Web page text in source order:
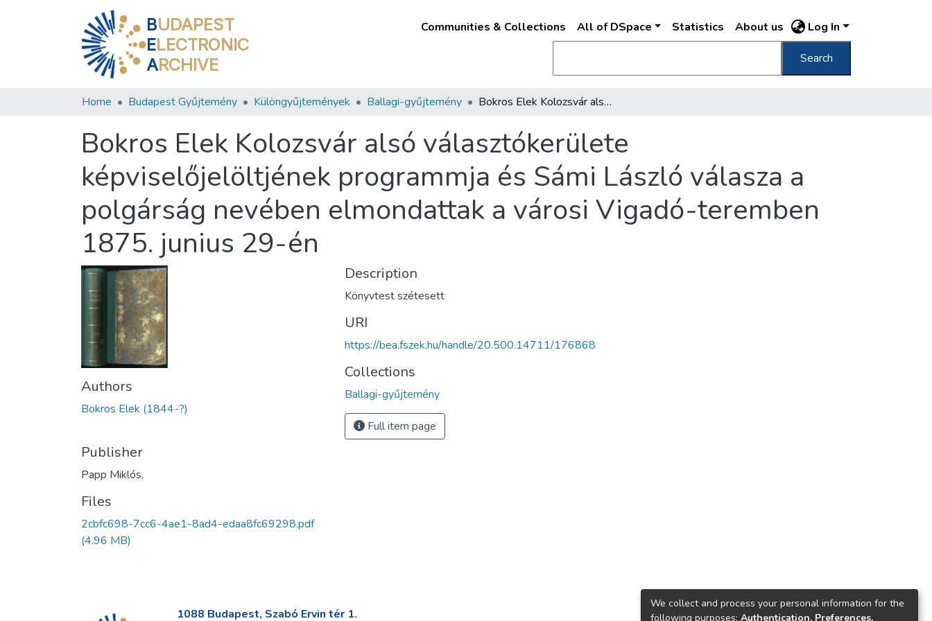
BUDAPEST
ELECTRONIC
ARCHIVE
Communities & Collections All of DSpace Statistics About us Log In
Search
Home Budapest Gyűjtemény Különgyűjtemények Ballagi-gyűjtemény Bokros Elek Kolozsvár alsó választókerülete képviselőjelöltjének programmja és Sámi László válasza a polgárság nevében elmondattak a városi Vigadó-teremben 1875. junius 29-én
Bokros Elek Kolozsvár alsó választókerülete
képviselőjelöltjének programmja és Sámi László válasza a
polgárság nevében elmondattak a városi Vigadó-teremben
1875. junius 29-én
Authors
Bokros Elek (1844-?)
Publisher
Papp Miklós,
Files
2cbfc698-7cc6-4ae1-8ad4-edaa8fc69298.pdf
(4.96 MB)
Description
Könyvtest szétesett
URI
https://bea.fszek.hu/handle/20.500.14711/176868
Collections
Ballagi-gyűjtemény
Full item page
1088 Budapest, Szabó Ervin tér 1.
We collect and process your personal information for the
following purposes: Authentication, Preferences,